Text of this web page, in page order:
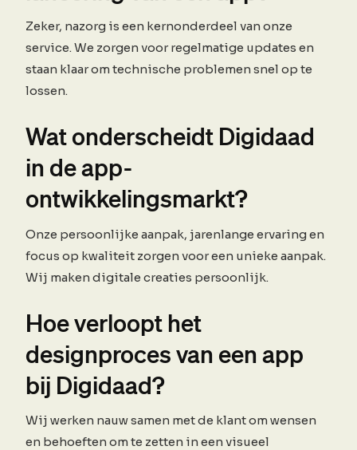
Zeker, nazorg is een kernonderdeel van onze
service. We zorgen voor regelmatige updates en
staan klaar om technische problemen snel op te
lossen.
Wat onderscheidt Digidaad
in de app-
ontwikkelingsmarkt?
Onze persoonlijke aanpak, jarenlange ervaring en
focus op kwaliteit zorgen voor een unieke aanpak.
Wij maken digitale creaties persoonlijk.
Hoe verloopt het
designproces van een app
bij Digidaad?
Wij werken nauw samen met de klant om wensen
en behoeften om te zetten in een visueel